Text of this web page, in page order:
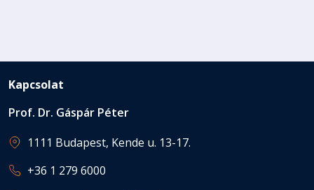
Kapcsolat
Prof. Dr. Gáspár Péter
1111 Budapest, Kende u. 13-17.
+36 1 279 6000